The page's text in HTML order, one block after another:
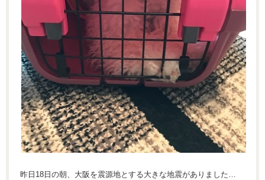
昨日18日の朝、大阪を震源地とする大きな地震がありました…